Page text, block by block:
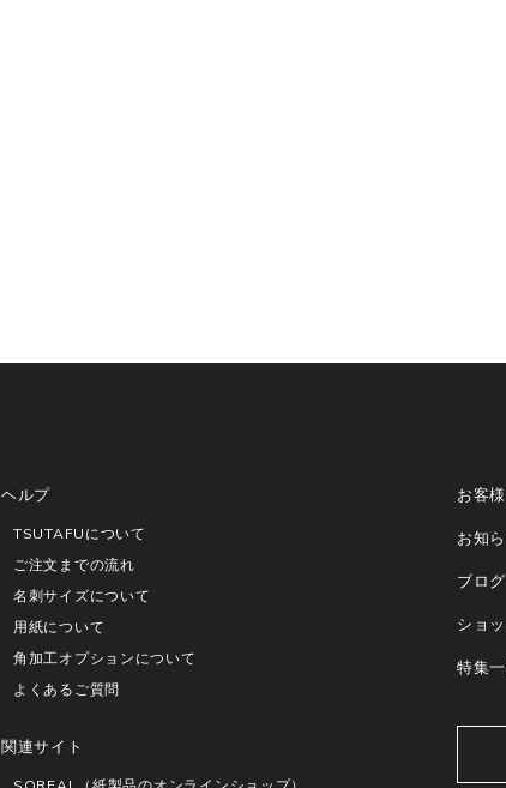
ヘルプ
TSUTAFUについて
ご注文までの流れ
名刺サイズについて
用紙について
角加工オプションについて
よくあるご質問
関連サイト
お客
お知
ブログ
ショ
特集